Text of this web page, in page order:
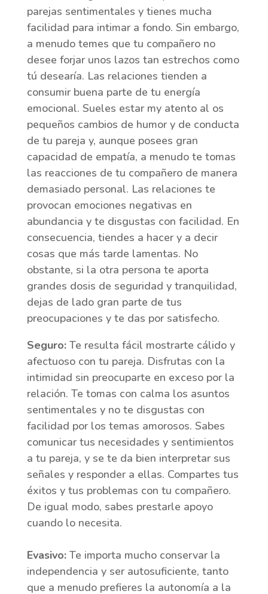
parejas sentimentales y tienes mucha
facilidad para intimar a fondo. Sin embargo,
a menudo temes que tu compañero no
desee forjar unos lazos tan estrechos como
tú desearía. Las relaciones tienden a
consumir buena parte de tu energía
emocional. Sueles estar my atento al os
pequeños cambios de humor y de conducta
de tu pareja y, aunque posees gran
capacidad de empatía, a menudo te tomas
las reacciones de tu compañero de manera
demasiado personal. Las relaciones te
provocan emociones negativas en
abundancia y te disgustas con facilidad. En
consecuencia, tiendes a hacer y a decir
cosas que más tarde lamentas. No
obstante, si la otra persona te aporta
grandes dosis de seguridad y tranquilidad,
dejas de lado gran parte de tus
preocupaciones y te das por satisfecho.
Seguro:Te resulta fácil mostrarte cálido y
afectuoso con tu pareja. Disfrutas con la
intimidad sin preocuparte en exceso por la
relación. Te tomas con calma los asuntos
sentimentales y no te disgustas con
facilidad por los temas amorosos. Sabes
comunicar tus necesidades y sentimientos
a tu pareja, y se te da bien interpretar sus
señales y responder a ellas. Compartes tus
éxitos y tus problemas con tu compañero.
De igual modo, sabes prestarle apoyo
cuando lo necesita.
Evasivo:Te importa mucho conservar la
independencia y ser autosuficiente, tanto
que a menudo prefieres la autonomía a la